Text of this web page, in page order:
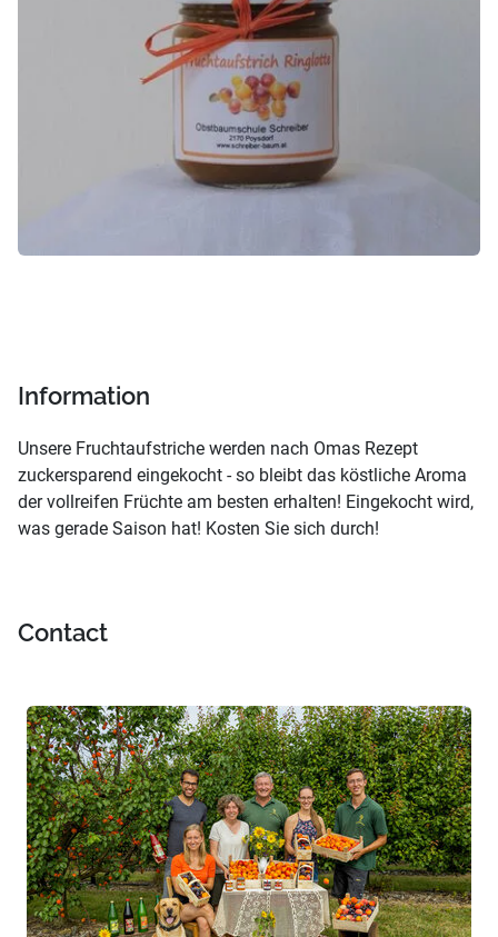
Information
Unsere Fruchtaufstriche werden nach Omas Rezept
zuckersparend eingekocht - so bleibt das köstliche Aroma
der vollreifen Früchte am besten erhalten! Eingekocht wird,
was gerade Saison hat! Kosten Sie sich durch!
Contact